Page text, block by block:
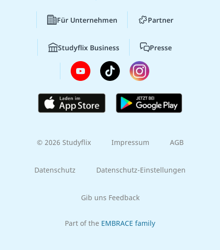
Für Unternehmen Partner
Studyflix Business Presse
© 2026 Studyflix Impressum AGB
Datenschutz Datenschutz-Einstellungen
Gib uns Feedback
Part of the EMBRACE family